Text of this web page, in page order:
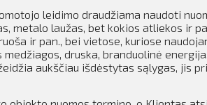
leidimo draudžiama naudoti
metalo laužas, bet kokios atliekos ir
ir pan., bei vietose, kuriose
druska, branduolinė
aukščiau išdėstytas sąlygas, jis